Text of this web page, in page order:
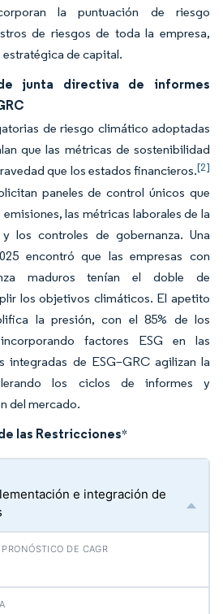
la puntuación de riesgo
de riesgos de toda la empresa,
de capital.
junta directiva de informes
de riesgo climático adoptadas
que las métricas de sostenibilidad
que los estados financieros.[2]
paneles de control únicos que
las métricas laborales de la
los controles de gobernanza. Una
encontró que las empresas con
maduros tenían el doble de
los objetivos climáticos. El apetito
la presión, con el 85% de los
factores ESG en las
integradas de ESG–GRC agilizan la
los ciclos de informes y
del mercado.
las Restricciones*
e integración de